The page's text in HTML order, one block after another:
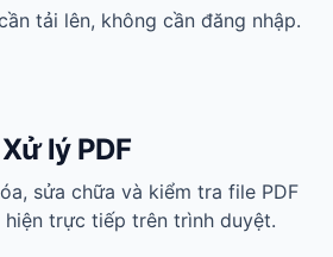
tải lên, không cần đăng nhập.
Xử lý PDF
sửa chữa và kiểm tra file PDF
trực tiếp trên trình duyệt.